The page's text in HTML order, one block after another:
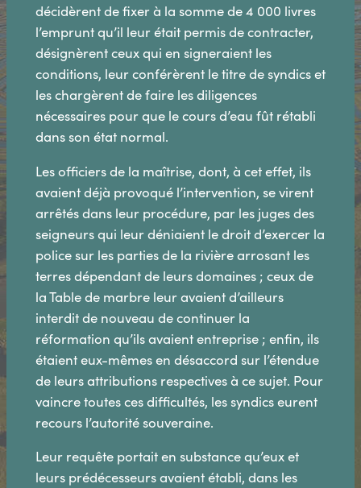
décidèrent de fixer à la somme de 4 000 livres
l’emprunt qu’il leur était permis de contracter,
désignèrent ceux qui en signeraient les
conditions, leur conférèrent le titre de syndics et
les chargèrent de faire les diligences
nécessaires pour que le cours d’eau fût rétabli
dans son état normal.
Les officiers de la maîtrise, dont, à cet effet, ils
avaient déjà provoqué l’intervention, se virent
arrêtés dans leur procédure, par les juges des
seigneurs qui leur déniaient le droit d’exercer la
police sur les parties de la rivière arrosant les
terres dépendant de leurs domaines ; ceux de
la Table de marbre leur avaient d’ailleurs
interdit de nouveau de continuer la
réformation qu’ils avaient entreprise ; enfin, ils
étaient eux-mêmes en désaccord sur l’étendue
de leurs attributions respectives à ce sujet. Pour
vaincre toutes ces difficultés, les syndics eurent
recours l’autorité souveraine.
Leur requête portait en substance qu’eux et
leurs prédécesseurs avaient établi, dans les